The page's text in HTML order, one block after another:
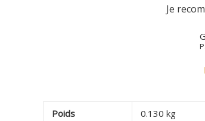
Je
Poids
0.130 kg